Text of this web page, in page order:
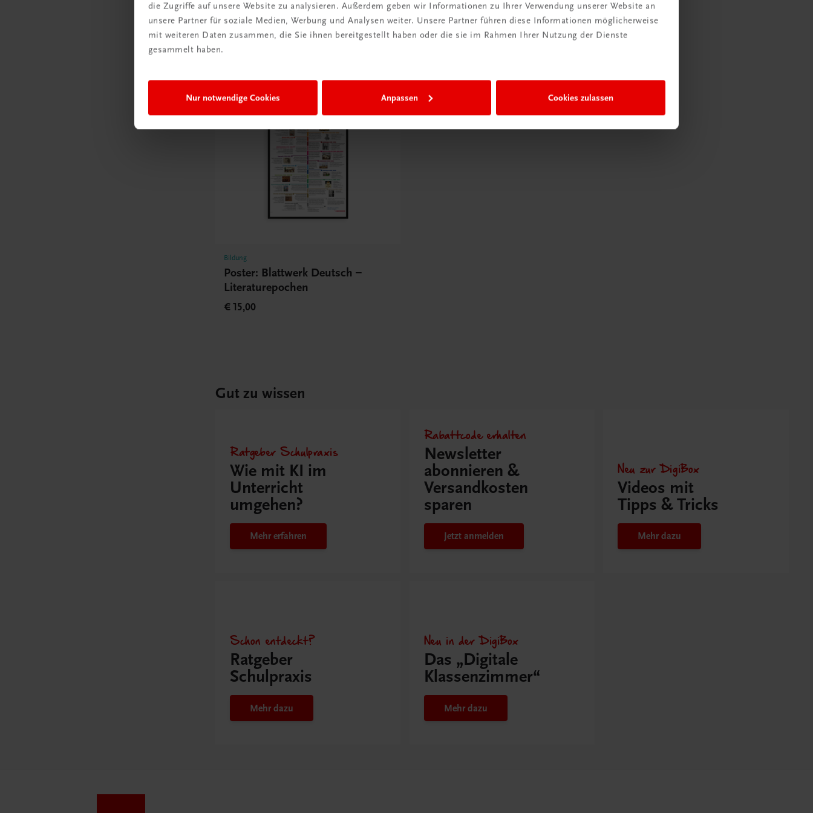
die Zugriffe auf unsere Website zu analysieren. Außerdem geben wir Informationen zu Ihrer Verwendung unserer Website an
unsere Partner für soziale Medien, Werbung und Analysen weiter. Unsere Partner führen diese Informationen möglicherweise
mit weiteren Daten zusammen, die Sie ihnen bereitgestellt haben oder die sie im Rahmen Ihrer Nutzung der Dienste
gesammelt haben.
Nur notwendige Cookies Anpassen Cookies zulassen
Bildung
Poster: Blattwerk Deutsch –
Literaturepochen
€ 15,00
Gut zu wissen
Ratgeber Schulpraxis
Wie mit KI im
Unterricht
umgehen?
Mehr erfahren
Rabattcode erhalten
Newsletter
abonnieren &
Versandkosten
sparen
Jetzt anmelden
Neu zur DigiBox
Videos mit
Tipps & Tricks
Mehr dazu
Schon entdeckt?
Ratgeber
Schulpraxis
Mehr dazu
Neu in der DigiBox
Das „Digitale
Klassenzimmer“
Mehr dazu